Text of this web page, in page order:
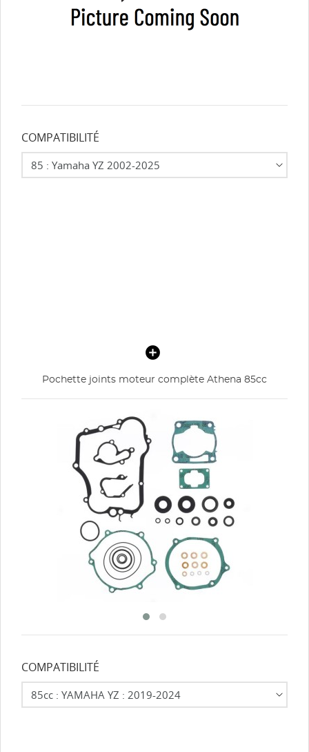
COMPATIBILITÉ
Pochette joints moteur complète Athena 85cc
COMPATIBILITÉ